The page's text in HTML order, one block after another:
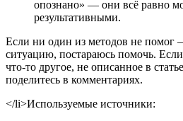
опознано» — они всё равно
результативными.
Если ни один из методов не
ситуацию, постараюсь помочь.
что-то другое, не описанное в
поделитесь в комментариях.
</li>Используемые источники: